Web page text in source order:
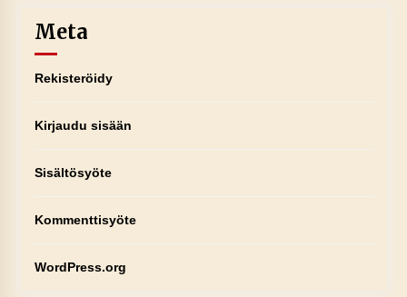
Meta
Rekisteröidy
Kirjaudu sisään
Sisältösyöte
Kommenttisyöte
WordPress.org